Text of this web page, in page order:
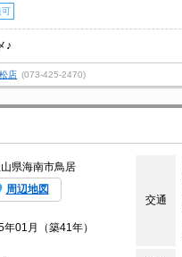
可
♪
店 (073-425-2470)
県海南市鳥居
周辺地図
交通
年01月（築41年）